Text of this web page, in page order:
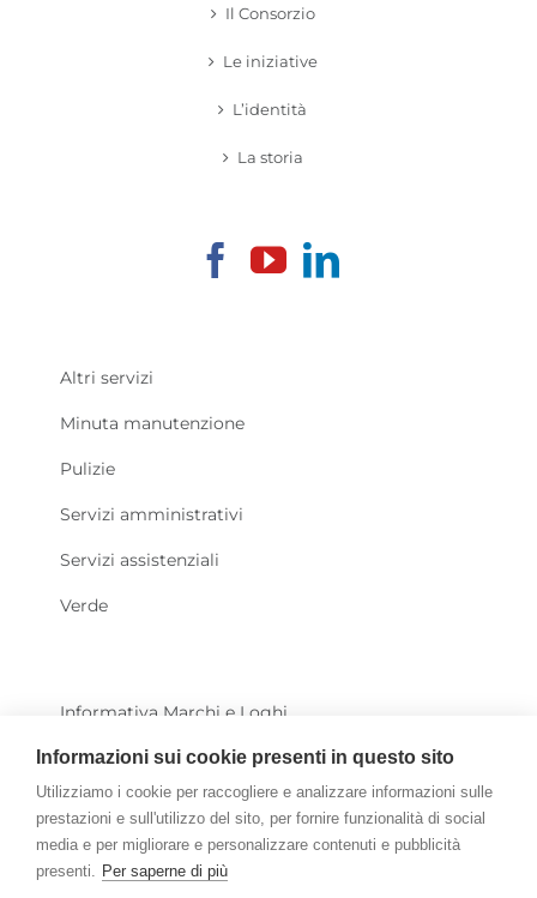
Il Consorzio
Le iniziative
L’identità
La storia
Altri servizi
Minuta manutenzione
Pulizie
Servizi amministrativi
Servizi assistenziali
Verde
Informativa Marchi e Loghi
News
Trasparenza
Whistleblowing
Informazioni sui cookie presenti in questo sito
Utilizziamo i cookie per raccogliere e analizzare informazioni sulle
prestazioni e sull'utilizzo del sito, per fornire funzionalità di social
media e per migliorare e personalizzare contenuti e pubblicità
presenti. Per saperne di più